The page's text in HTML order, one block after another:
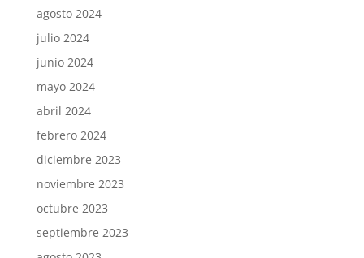
agosto 2024
julio 2024
junio 2024
mayo 2024
abril 2024
febrero 2024
diciembre 2023
noviembre 2023
octubre 2023
septiembre 2023